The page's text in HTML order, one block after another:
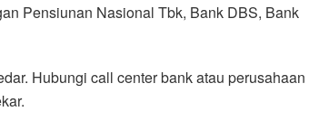
Pensiunan Nasional Tbk, Bank DBS, Bank
Hubungi call center bank atau perusahaan